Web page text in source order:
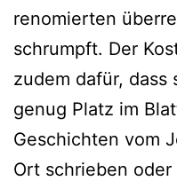
renomierten
schrumpft. Der
zudem dafür,
genug Platz im
Geschichten vom
Ort schrieben